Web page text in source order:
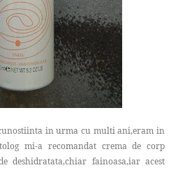
in urma cu multi ani,eram in
mi-a recomandat crema de corp
deshidratata,chiar fainoasa,iar acest